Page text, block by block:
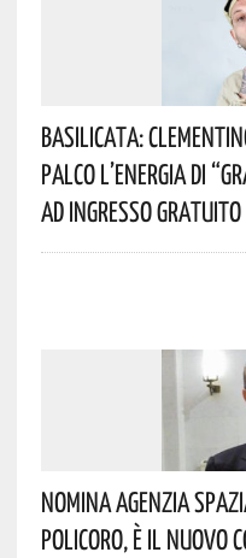
Basilicata:
Palco L’energia Di
Ad Ingresso Gratuito
Nomina Agenzia
Policoro, È Il Nuovo